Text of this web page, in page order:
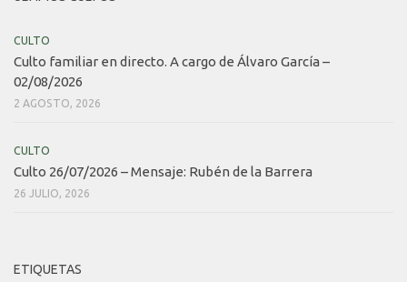
CULTO
Culto familiar en directo. A cargo de Álvaro García –
02/08/2026
2 AGOSTO, 2026
CULTO
Culto 26/07/2026 – Mensaje: Rubén de la Barrera
26 JULIO, 2026
ETIQUETAS